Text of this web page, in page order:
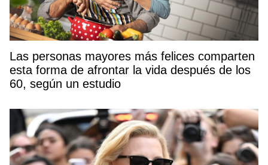
Las personas mayores más felices comparten
esta forma de afrontar la vida después de los
60, según un estudio